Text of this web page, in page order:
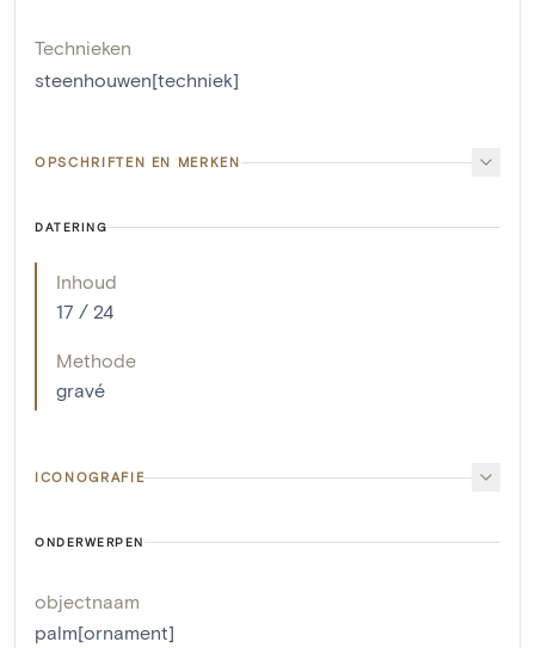
Technieken
steenhouwen[techniek]
OPSCHRIFTEN EN MERKEN
DATERING
Inhoud
17 / 24
Methode
gravé
ICONOGRAFIE
ONDERWERPEN
objectnaam
palm[ornament]